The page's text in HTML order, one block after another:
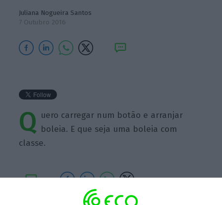
Juliana Nogueira Santos
7 Outubro 2016
Q uero carregar num botão e arranjar
boleia. E que seja uma boleia com
classe.